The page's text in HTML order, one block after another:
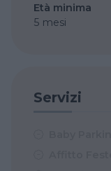
Età minima
5 mesi
Servizi